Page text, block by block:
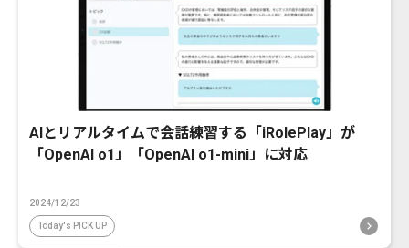
AIとリアルタイムで会話練習する「iRolePlay」が
「OpenAI o1」「OpenAI o1-mini」に対応
2024/12/23
Today's PICK UP